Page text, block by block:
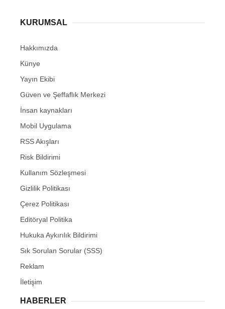
KURUMSAL
Hakkımızda
Künye
Yayın Ekibi
Güven ve Şeffaflık Merkezi
İnsan kaynakları
Mobil Uygulama
RSS Akışları
Risk Bildirimi
Kullanım Sözleşmesi
Gizlilik Politikası
Çerez Politikası
Editöryal Politika
Hukuka Aykırılık Bildirimi
Sık Sorulan Sorular (SSS)
Reklam
İletişim
HABERLER